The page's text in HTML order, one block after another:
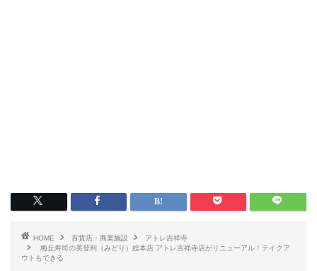
HOME 百貨店・商業施設
アトレ吉祥寺
梅丘寿司の美登利（みどり）総本店 アトレ吉祥寺店がリニューアル！テイクア
ウトもできる